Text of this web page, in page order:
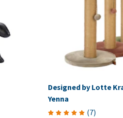
Designed by Lotte
Yenna
(7)